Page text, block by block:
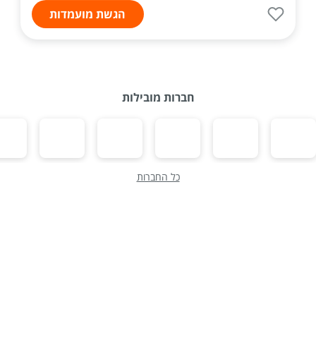
הגשת מועמדות
חברות מובילות
כל החברות